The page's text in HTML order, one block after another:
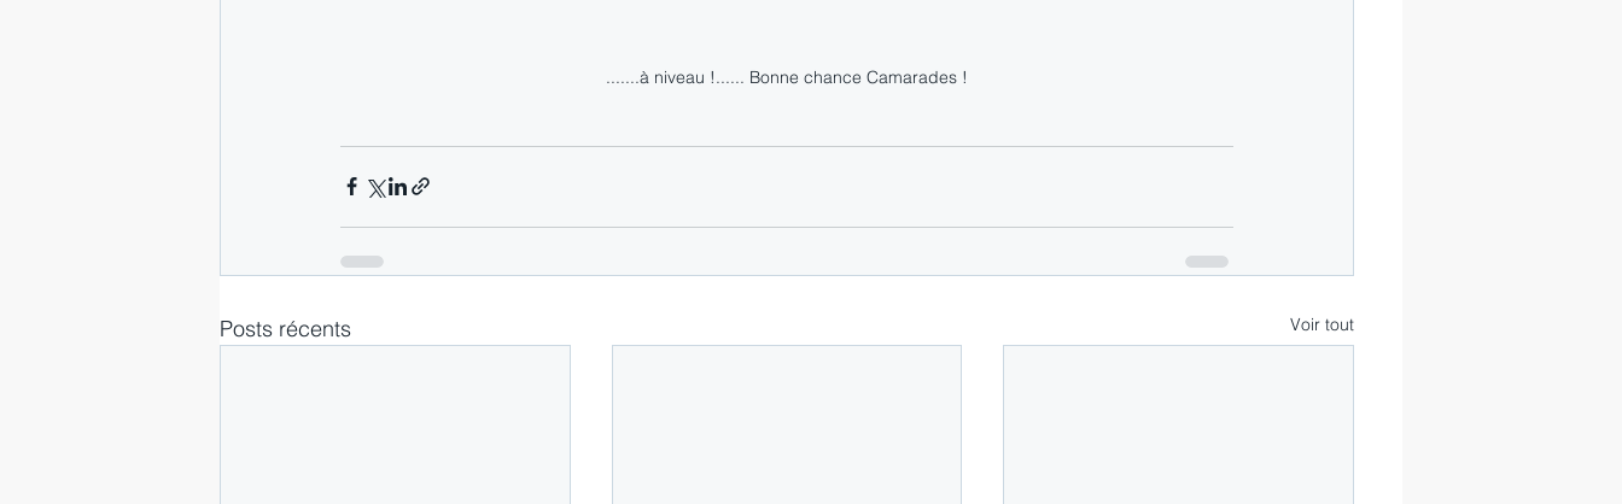
.......à niveau !...... Bonne chance Camarades !
Posts récents Voir tout